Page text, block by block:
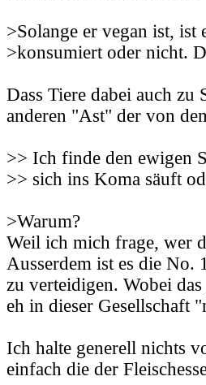
>Solange er vegan ist,
>konsumiert oder nicht.
Dass Tiere dabei auch
anderen "Ast" der von
>> Ich finde den ewigen
>> sich ins Koma säuft
>Warum?
Weil ich mich frage, wer
Ausserdem ist es die No.
zu verteidigen. Wobei
eh in dieser Gesellschaft
Ich halte generell nichts
einfach die der